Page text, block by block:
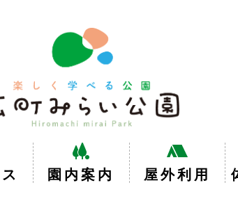
べ
る
園
広
町
園内案内 屋外利用